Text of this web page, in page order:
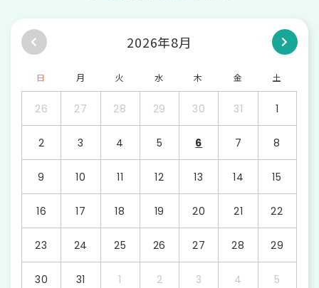
2026年8月
日 月 火 水 木 金 土
26 27 28 29 30 31 1
2 3 4 5 6 7 8
9 10 11 12 13 14 15
16 17 18 19 20 21 22
23 24 25 26 27 28 29
30 31 1 2 3 4 5